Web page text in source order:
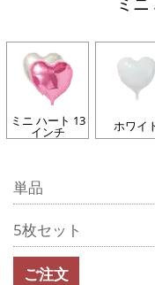
ミニ ハート 13
インチ ホワイ
単品
5枚セット
ご注文